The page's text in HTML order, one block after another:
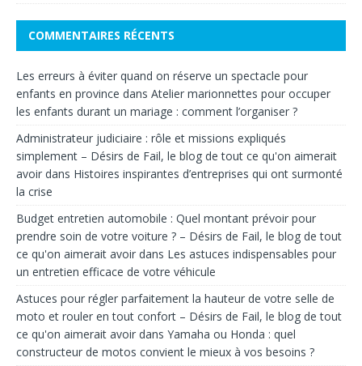
COMMENTAIRES RÉCENTS
Les erreurs à éviter quand on réserve un spectacle pour
enfants en province dans Atelier marionnettes pour occuper
les enfants durant un mariage : comment l’organiser ?
Administrateur judiciaire : rôle et missions expliqués
simplement – Désirs de Fail, le blog de tout ce qu'on aimerait
avoir dans Histoires inspirantes d’entreprises qui ont surmonté
la crise
Budget entretien automobile : Quel montant prévoir pour
prendre soin de votre voiture ? – Désirs de Fail, le blog de tout
ce qu'on aimerait avoir dans Les astuces indispensables pour
un entretien efficace de votre véhicule
Astuces pour régler parfaitement la hauteur de votre selle de
moto et rouler en tout confort – Désirs de Fail, le blog de tout
ce qu'on aimerait avoir dans Yamaha ou Honda : quel
constructeur de motos convient le mieux à vos besoins ?